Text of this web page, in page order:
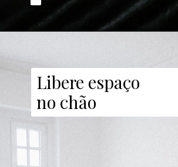
Libere espaço
no chão